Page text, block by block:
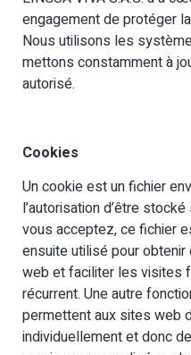
engagement de protéger
Nous utilisons les
mettons constamment à
autorisé.
Cookies
Un cookie est un fichier
l’autorisation d’être
vous acceptez, ce fichier
ensuite utilisé pour
web et faciliter les visites
récurrent. Une autre
permettent aux sites web
individuellement et donc